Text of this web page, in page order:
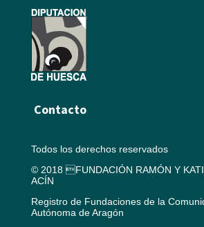
Contacto
Todos los derechos reservados
© 2018 FUNDACIÓN RAMÓN Y
ACÍN
Registro de Fundaciones de la
Autónoma de Aragón